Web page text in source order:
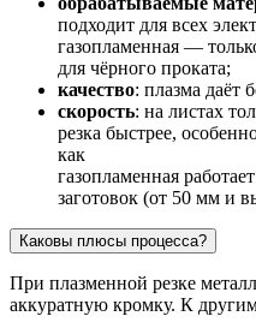
подходит для всех
газопламенная —
для чёрного проката;
качество: плазма даёт
скорость: на листах
резка быстрее,
как
газопламенная
заготовок (от 50 мм и
Каковы плюсы процесса?
При плазменной резке
аккуратную кромку. К